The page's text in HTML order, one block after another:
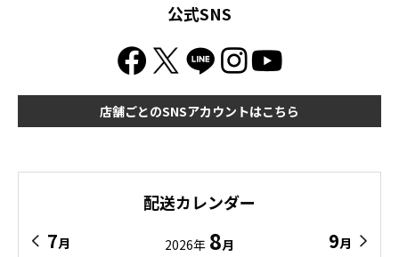
公式SNS
店舗ごとのSNSアカウントはこちら
配送カレンダー
7月 2026年 8月 9月